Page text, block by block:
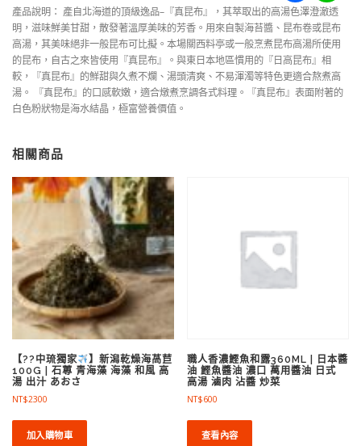
產品說明： 產自北海道的頂級逸品–『真昆布』，其萃取出的高湯色澤澄澈透
明，滋味鮮美甘甜，散發著溫厚美味的芳香。用來自製海苔醬、昆布卷或昆布
高湯，其美味絕非一般昆布可比擬。本場關西料亭或一般烹煮昆布高湯所使用
的昆布，自古之來皆使用『真昆布』。與東日本地區慣用的『日高昆布』相
較，『真昆布』的鮮甜與久煮不爛、湯頭清爽、不易渾濁等特色更適合熬煮高
湯。 『真昆布』的口感軟嫩，適合燉煮烹調各式料理。『真昆布』表面附著的
白色粉狀物是海水結晶，極富營養價值。
相關商品
【??中琉獨家
】新潟乾燥海萵苣
100G | 石蓴 青海藻 海藻 和風 高
湯 出汁 あおさ
NT$2300
加入購物車
職人香濃鰹魚和露360ML | 日本醬
油 鰹魚醬油 濃口 萬用醬油 日式
高湯 滷肉 沾醬 炒菜
NT$600
查看內容